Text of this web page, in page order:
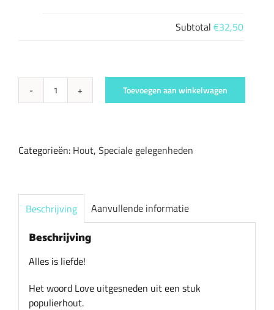
Subtotal €32,50
Houten
Liefde!
Toevoegen aan winkelwagen
Categorieën: Hout, Speciale gelegenheden
Beschrijving Aanvullende informatie
Beschrijving
Alles is liefde!
Het woord Love uitgesneden uit een stuk
populierhout.